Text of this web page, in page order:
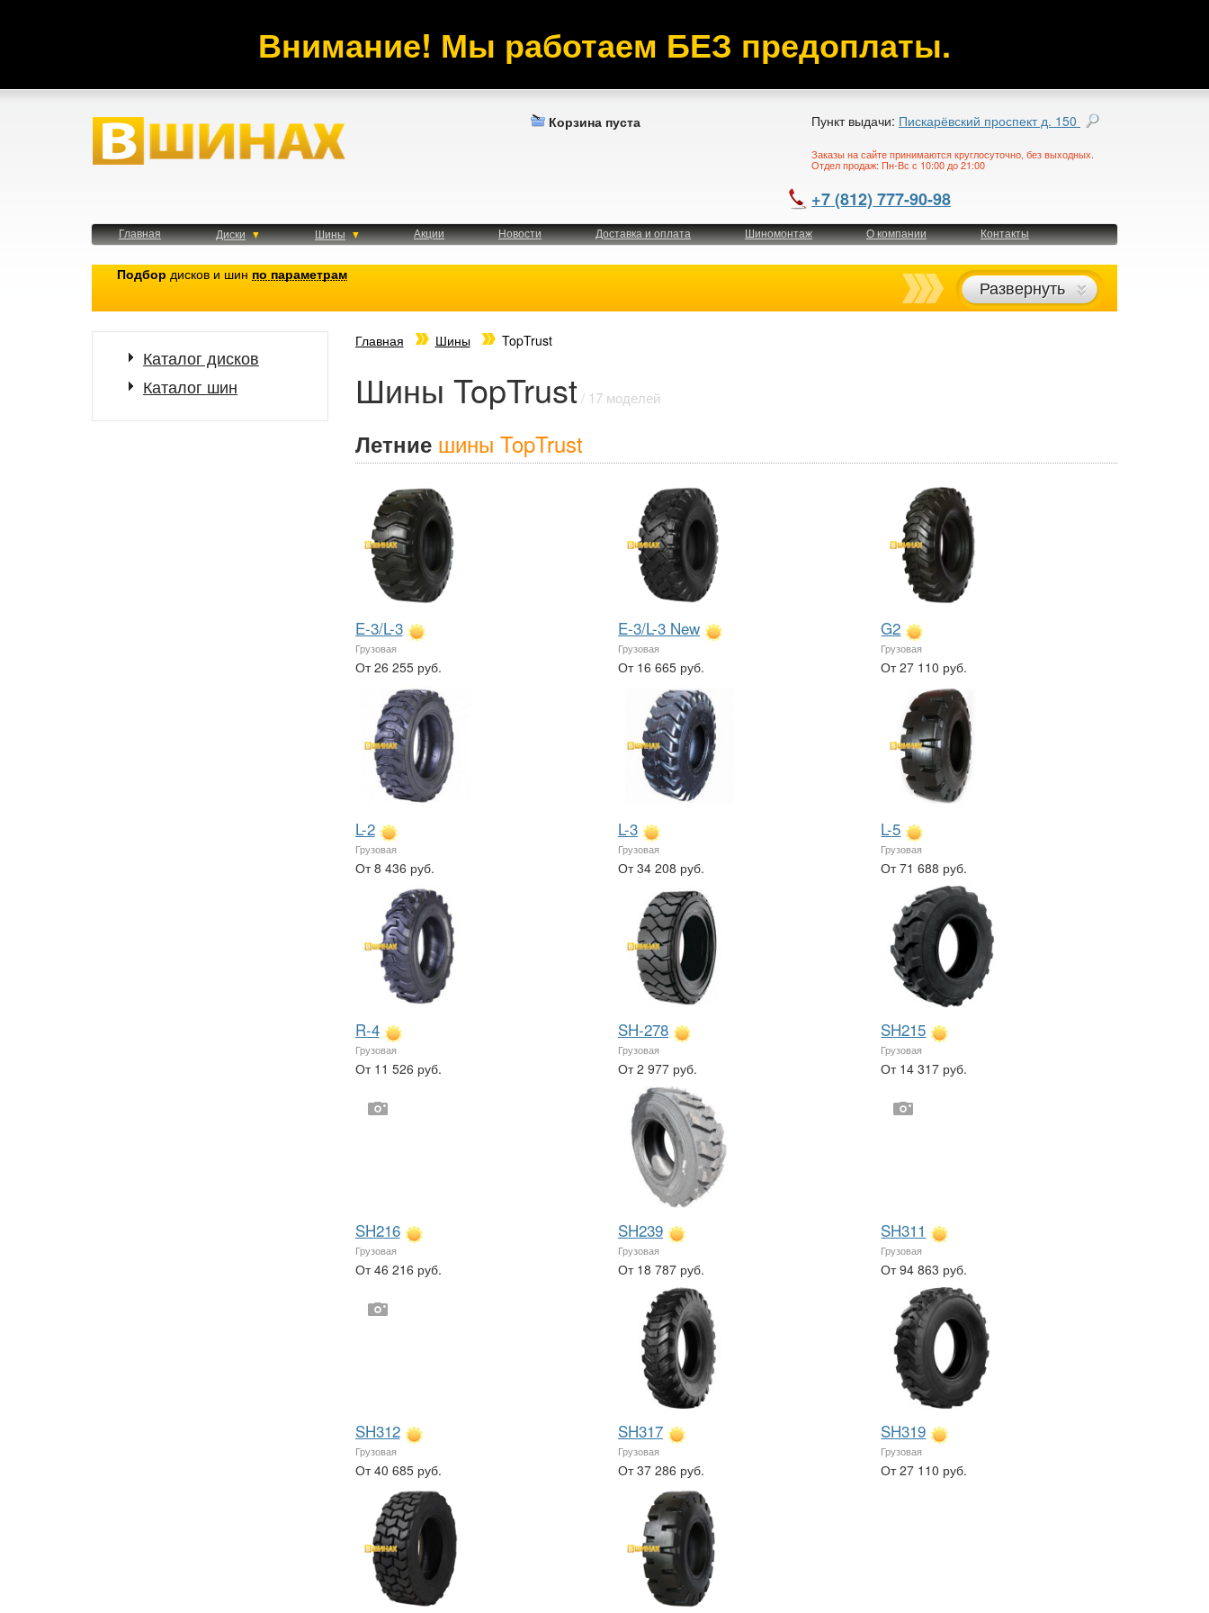
Внимание! Мы работаем БЕЗ предоплаты.
Корзина пуста Пункт выдачи: Пискарёвский проспект д. 150
Заказы на сайте принимаются круглосуточно, без выходных.
Отдел продаж: Пн-Вс с 10:00 до 21:00
+7 (812) 777-90-98
Главная Диски Шины Акции Новости Доставка и оплата Шиномонтаж О компании Контакты
Подбор дисков и шин по параметрам
Развернуть
Каталог дисков
Каталог шин
Главная Шины TopTrust
Шины TopTrust/ 17 моделей
Летние шины TopTrust
E-3/L-3
Грузовая
От 26 255 руб.
E-3/L-3 New
Грузовая
От 16 665 руб.
G2
Грузовая
От 27 110 руб.
L-2
Грузовая
От 8 436 руб.
L-3
Грузовая
От 34 208 руб.
L-5
Грузовая
От 71 688 руб.
R-4
Грузовая
От 11 526 руб.
SH-278
Грузовая
От 2 977 руб.
SH215
Грузовая
От 14 317 руб.
SH216
Грузовая
От 46 216 руб.
SH239
Грузовая
От 18 787 руб.
SH311
Грузовая
От 94 863 руб.
SH312
Грузовая
От 40 685 руб.
SH317
Грузовая
От 37 286 руб.
SH319
Грузовая
От 27 110 руб.